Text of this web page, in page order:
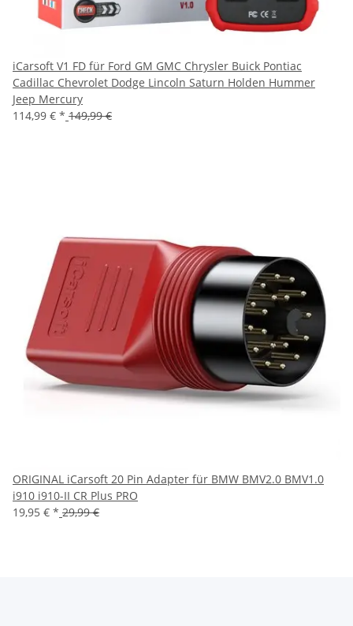
iCarsoft V1 FD für Ford GM GMC Chrysler Buick Pontiac
Cadillac Chevrolet Dodge Lincoln Saturn Holden Hummer
Jeep Mercury
114,99 € * 149,99 €
ORIGINAL iCarsoft 20 Pin Adapter für BMW BMV2.0 BMV1.0
i910 i910-II CR Plus PRO
19,95 € * 29,99 €